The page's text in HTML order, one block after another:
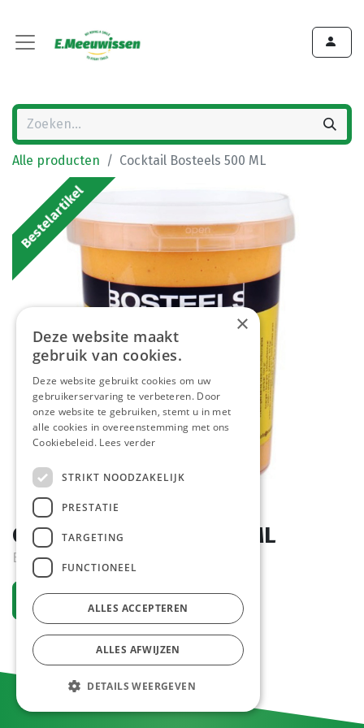
Alle producten Cocktail Bosteels 500 ML
Bestelartikel
Cocktail Bosteels 500 ML
Bestelartikel
Vraag een account aan
×
Deze website maakt
gebruik van cookies.
Deze website gebruikt cookies om uw
gebruikerservaring te verbeteren. Door
onze website te gebruiken, stemt u in met
alle cookies in overeenstemming met ons
Cookiebeleid. Lees verder
STRIKT NOODZAKELIJK
PRESTATIE
TARGETING
FUNCTIONEEL
ALLES ACCEPTEREN
ALLES AFWIJZEN
DETAILS WEERGEVEN